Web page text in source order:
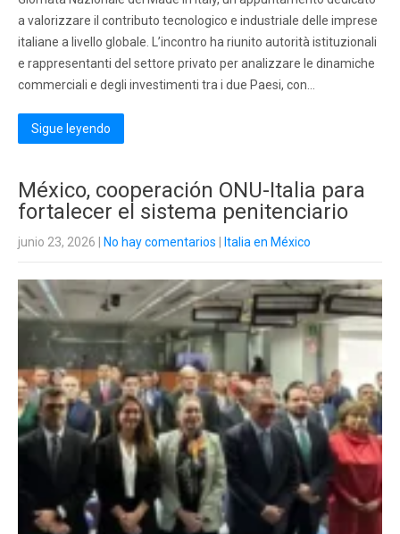
a valorizzare il contributo tecnologico e industriale delle imprese
italiane a livello globale. L’incontro ha riunito autorità istituzionali
e rappresentanti del settore privato per analizzare le dinamiche
commerciali e degli investimenti tra i due Paesi, con…
Sigue leyendo
México, cooperación ONU-Italia para
fortalecer el sistema penitenciario
junio 23, 2026 No hay comentarios Italia en México